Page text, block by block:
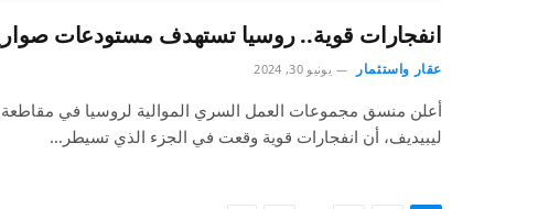
انفجارات قوية.. روسيا تستهدف مستودعات
عقار واستثمار يونيو 30, 2024
أعلن منسق مجموعات العمل السري الموالية لروسيا في
ليبيديف، أن انفجارات قوية وقعت في الجزء الذي تسيطر…